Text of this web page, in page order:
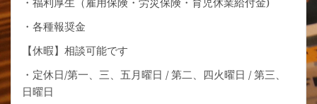
・各種報奨金
【休暇】相談可能です
・定休日/第一、三、五月曜日 / 第二、四火曜日 / 第三、
日曜日